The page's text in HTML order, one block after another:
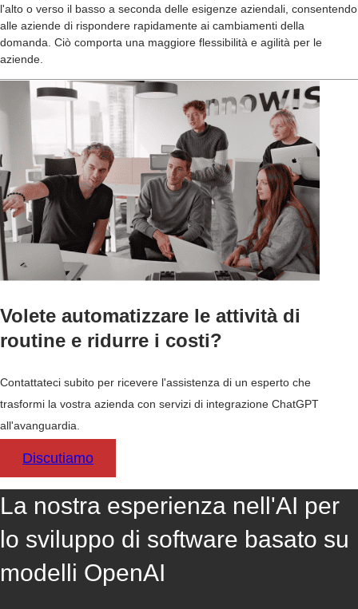
l'alto o verso il basso a seconda delle esigenze aziendali, consentendo
alle aziende di rispondere rapidamente ai cambiamenti della
domanda. Ciò comporta una maggiore flessibilità e agilità per le
aziende.
Volete automatizzare le attività di
routine e ridurre i costi?
Contattateci subito per ricevere l'assistenza di un esperto che
trasformi la vostra azienda con servizi di integrazione ChatGPT
all'avanguardia.
Discutiamo
La nostra esperienza nell'AI per
lo sviluppo di software basato su
modelli OpenAI